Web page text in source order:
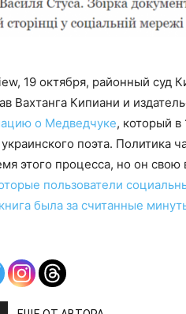
19 октября, районный суд
Вахтанга Кипиани и
о Медведчуке, который в
поэта. Политика
этого процесса, но он
пользователи
книга была за считанные